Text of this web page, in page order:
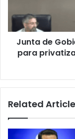
contrato
para
privatizar
en
Isla
Junta de
para
Related